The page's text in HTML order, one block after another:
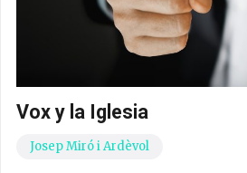
Vox y la Iglesia
Josep Miró i Ardèvol